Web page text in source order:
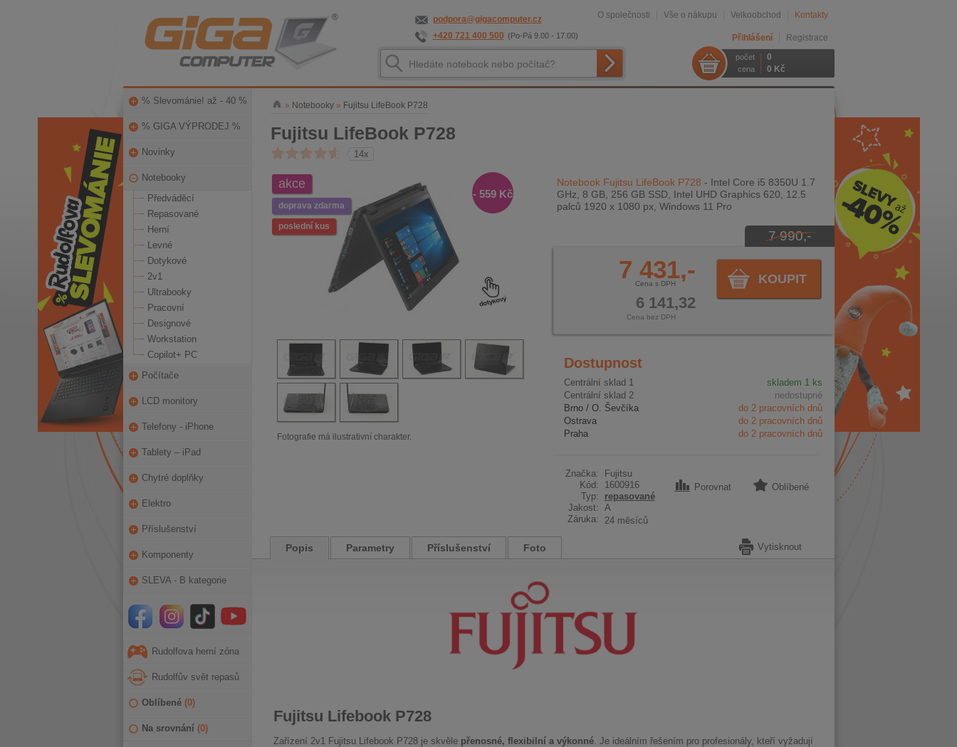
podpora@gigacomputer.cz
+420 721 400 500 (Po-Pá 9.00 - 17.00)
O společnosti Vše o nákupu Velkoobchod Kontakty
Přihlášení Registrace
počet 0
cena 0 Kč
% Slevománie! až - 40 %
% GIGA VÝPRODEJ %
Novinky
Notebooky
Předváděcí
Repasované
Herní
Levné
Dotykové
2v1
Ultrabooky
Pracovní
Designové
Workstation
Copilot+ PC
Počítače
LCD monitory
Telefony - iPhone
Tablety – iPad
Chytré doplňky
Elektro
Příslušenství
Komponenty
SLEVA - B kategorie
Rudolfova herní zóna
Rudolfův svět repasů
Oblíbené (0)
Na srovnání (0)
» Notebooky» Fujitsu LifeBook P728
Fujitsu LifeBook P728
14x
Notebook Fujitsu LifeBook P728 - Intel Core i5 8350U 1.7
GHz, 8 GB, 256 GB SSD, Intel UHD Graphics 620, 12.5
palců 1920 x 1080 px, Windows 11 Pro
7 990,-
KOUPIT
7 431,-
Cena s DPH
6 141,32
Cena bez DPH
Dostupnost
Centrální sklad 1
skladem 1 ks
Centrální sklad 2
nedostupné
Brno / O. Ševčíka
do 2 pracovních dnů
Ostrava
do 2 pracovních dnů
Praha
do 2 pracovních dnů
Značka:
Fujitsu
Kód:
1600916
Typ:
repasované
Jakost: A
Záruka:
24 měsíců
Porovnat Oblíbené
akce
doprava zdarma
poslední kus
- 559 Kč
Fotografie má ilustrativní charakter.
Popis Parametry Příslušenství Foto Vytisknout
Fujitsu Lifebook P728
Zařízení 2v1 Fujitsu Lifebook P728 je skvěle přenosné, flexibilní a výkonné. Je ideálním řešením pro profesionály, kteří vyžadují